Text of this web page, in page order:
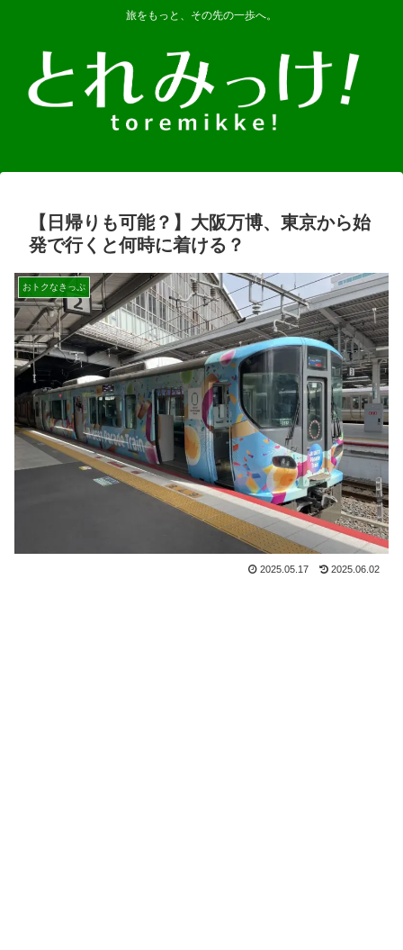
旅をもっと、その先の一歩へ。
【日帰りも可能？】大阪万博、東京から始
発で行くと何時に着ける？
おトクなきっぷ
2025.05.17 2025.06.02